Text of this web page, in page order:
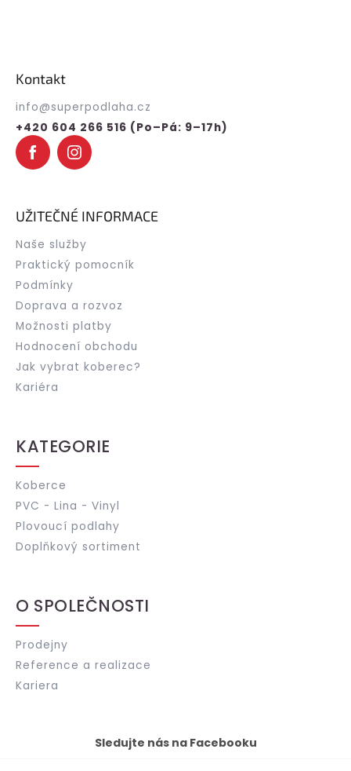
Kontakt
info@superpodlaha.cz
+420 604 266 516 (Po–Pá: 9–17h)
UŽITEČNÉ INFORMACE
Naše služby
Praktický pomocník
Podmínky
Doprava a rozvoz
Možnosti platby
Hodnocení obchodu
Jak vybrat koberec?
Kariéra
KATEGORIE
Koberce
PVC - Lina - Vinyl
Plovoucí podlahy
Doplňkový sortiment
O SPOLEČNOSTI
Prodejny
Reference a realizace
Kariera
Sledujte nás na Facebooku